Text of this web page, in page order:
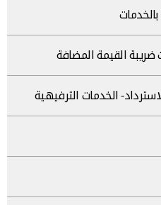
القيمة المضافة
الخدمات الترفيهية